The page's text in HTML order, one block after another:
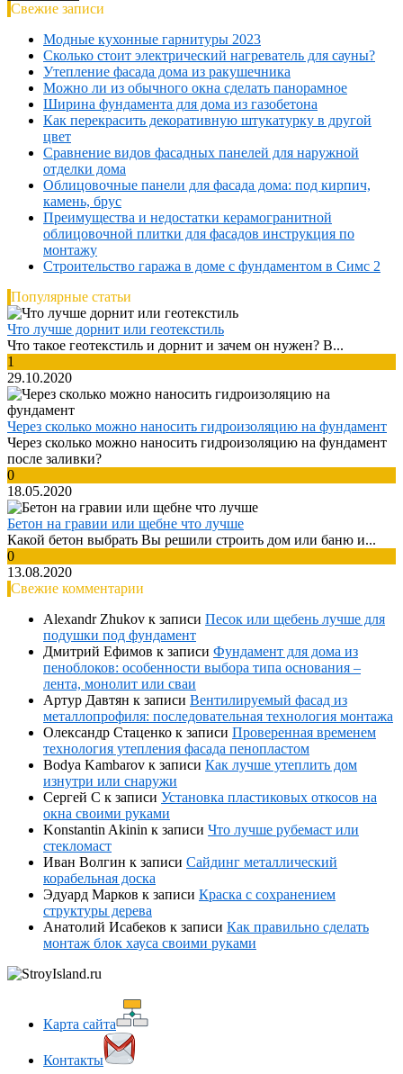
Свежие записи
Модные кухонные гарнитуры 2023
Сколько стоит электрический нагреватель для сауны?
Утепление фасада дома из ракушечника
Можно ли из обычного окна сделать панорамное
Ширина фундамента для дома из газобетона
Как перекрасить декоративную штукатурку в другой
цвет
Сравнение видов фасадных панелей для наружной
отделки дома
Облицовочные панели для фасада дома: под кирпич,
камень, брус
Преимущества и недостатки керамогранитной
облицовочной плитки для фасадов инструкция по
монтажу
Строительство гаража в доме с фундаментом в Симс 2
Популярные статьи
Что лучше дорнит или геотекстиль
Что такое геотекстиль и дорнит и зачем он нужен? В...
1
29.10.2020
Через сколько можно наносить гидроизоляцию на фундамент
Через сколько можно наносить гидроизоляцию на фундамент
после заливки?
0
18.05.2020
Бетон на гравии или щебне что лучше
Какой бетон выбрать Вы решили строить дом или баню и...
0
13.08.2020
Свежие комментарии
Alexandr Zhukov к записи Песок или щебень лучше для
подушки под фундамент
Дмитрий Ефимов к записи Фундамент для дома из
пеноблоков: особенности выбора типа основания –
лента, монолит или сваи
Артур Давтян к записи Вентилируемый фасад из
металлопрофиля: последовательная технология монтажа
Олександр Стаценко к записи Проверенная временем
технология утепления фасада пенопластом
Bodya Kambarov к записи Как лучше утеплить дом
изнутри или снаружи
Сергей С к записи Установка пластиковых откосов на
окна своими руками
Konstantin Akinin к записи Что лучше рубемаст или
стекломаст
Иван Волгин к записи Сайдинг металлический
корабельная доска
Эдуард Марков к записи Краска с сохранением
структуры дерева
Анатолий Исабеков к записи Как правильно сделать
монтаж блок хауса своими руками
Карта сайта
Контакты